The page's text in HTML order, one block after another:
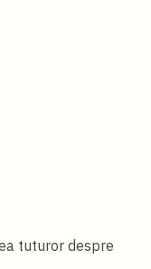
tuturor despre